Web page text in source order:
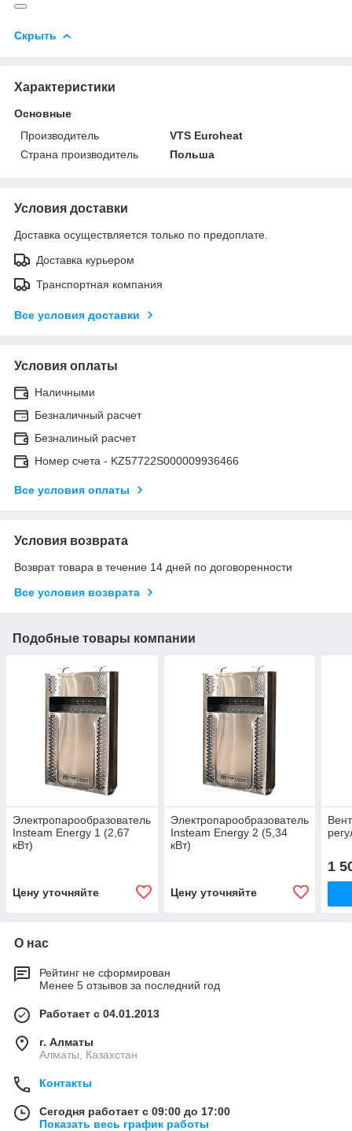
Скрыть
Характеристики
Основные
Производитель
VTS Euroheat
Страна производитель
Польша
Условия доставки
Доставка осуществляется только по предоплате.
Доставка курьером
Транспортная компания
Все условия доставки
Условия оплаты
Наличными
Безналичный расчет
Безналиный расчет
Номер счета - KZ57722S000009936466
Все условия оплаты
Условия возврата
Возврат товара в течение 14 дней по договоренности
Все условия возврата
Подобные товары компании
Электропарообразователь
Insteam Energy 1 (2,67
кВт)
Цену уточняйте
Электропарообразователь
Insteam Energy 2 (5,34
кВт)
Цену уточняйте
1
О нас
Рейтинг не сформирован
Менее 5 отзывов за последний год
Работает с 04.01.2013
г. Алматы
Алматы, Казахстан
Контакты
Сегодня работает с 09:00 до 17:00
Показать весь график работы